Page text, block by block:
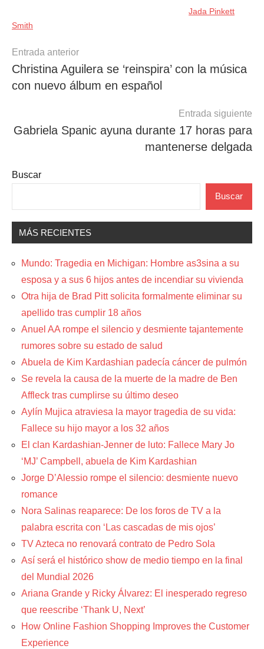
Jada Pinkett
Smith
Navegación
de
entradas
Entrada anterior
Christina Aguilera se ‘reinspira’ con la música
con nuevo álbum en español
Entrada siguiente
Gabriela Spanic ayuna durante 17 horas para
mantenerse delgada
Buscar
Buscar
MÁS RECIENTES
Mundo: Tragedia en Michigan: Hombre as3sina a su
esposa y a sus 6 hijos antes de incendiar su vivienda
Otra hija de Brad Pitt solicita formalmente eliminar su
apellido tras cumplir 18 años
Anuel AA rompe el silencio y desmiente tajantemente
rumores sobre su estado de salud
Abuela de Kim Kardashian padecía cáncer de pulmón
Se revela la causa de la muerte de la madre de Ben
Affleck tras cumplirse su último deseo
Aylín Mujica atraviesa la mayor tragedia de su vida:
Fallece su hijo mayor a los 32 años
El clan Kardashian-Jenner de luto: Fallece Mary Jo
‘MJ’ Campbell, abuela de Kim Kardashian
Jorge D’Alessio rompe el silencio: desmiente nuevo
romance
Nora Salinas reaparece: De los foros de TV a la
palabra escrita con ‘Las cascadas de mis ojos’
TV Azteca no renovará contrato de Pedro Sola
Así será el histórico show de medio tiempo en la final
del Mundial 2026
Ariana Grande y Ricky Álvarez: El inesperado regreso
que reescribe ‘Thank U, Next’
How Online Fashion Shopping Improves the Customer
Experience